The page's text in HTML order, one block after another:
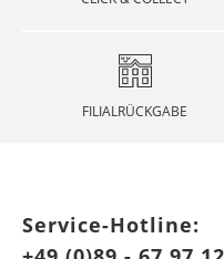
FILIALRÜCKGABE
Service-Hotline: